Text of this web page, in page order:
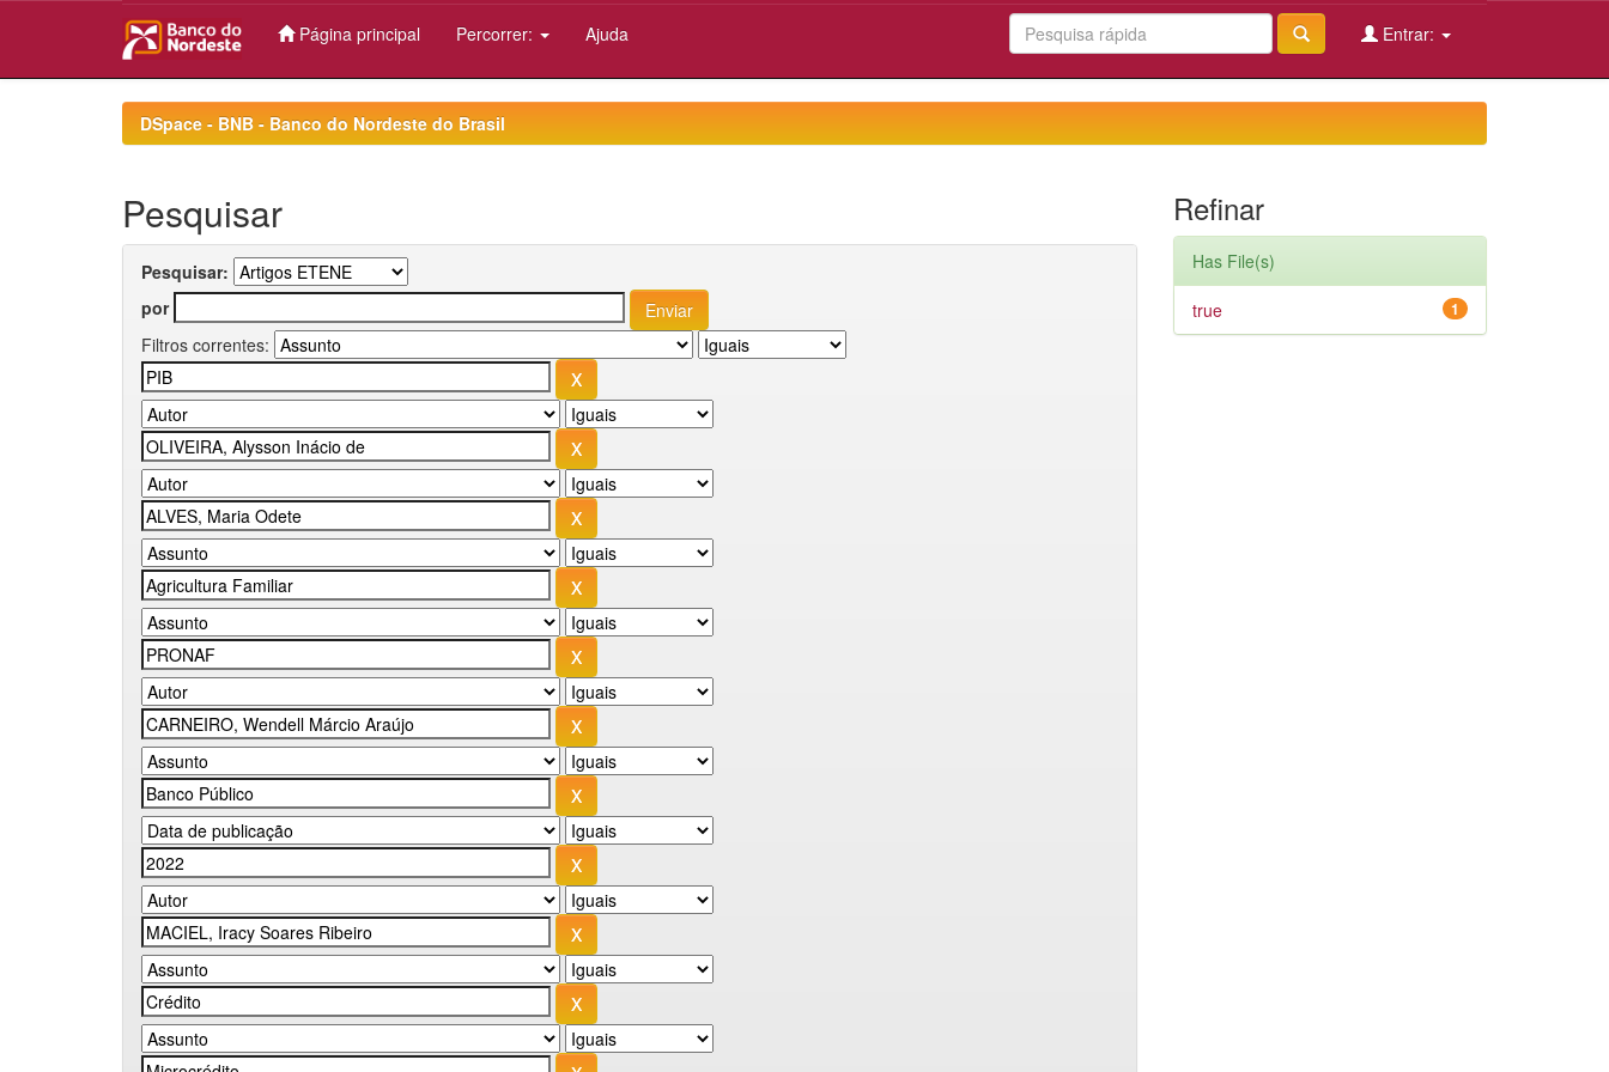
Página principal Percorrer: Ajuda Entrar:
DSpace - BNB - Banco do Nordeste do Brasil
Pesquisar
Pesquisar:
por
Filtros correntes:
Refinar
Has File(s)
1
true